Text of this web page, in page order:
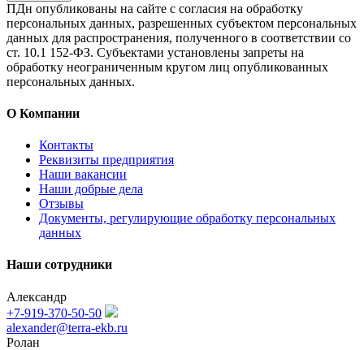
ПДн опубликованы на сайте с согласия на обработку
персональных данных, разрешенных субъектом персональных
данных для распространения, полученного в соответствии со
ст. 10.1 152-ФЗ. Субъектами установлены запреты на
обработку неограниченным кругом лиц опубликованных
персональных данных.
О Компании
Контакты
Реквизиты предприятия
Наши вакансии
Наши добрые дела
Отзывы
Документы, регулирующие обработку персональных
данных
Наши сотрудники
Александр
+7-919-370-50-50
alexander@terra-ekb.ru
Ролан